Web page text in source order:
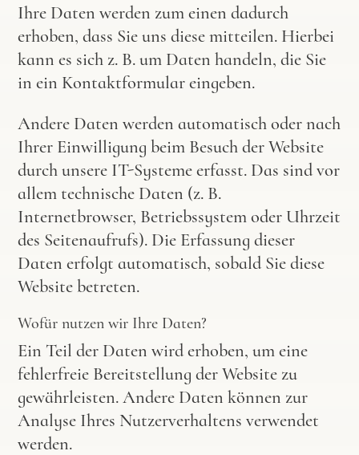
Ihre Daten werden zum einen dadurch
erhoben, dass Sie uns diese mitteilen. Hierbei
kann es sich z. B. um Daten handeln, die Sie
in ein Kontaktformular eingeben.
Andere Daten werden automatisch oder nach
Ihrer Einwilligung beim Besuch der Website
durch unsere IT-Systeme erfasst. Das sind vor
allem technische Daten (z. B.
Internetbrowser, Betriebssystem oder Uhrzeit
des Seitenaufrufs). Die Erfassung dieser
Daten erfolgt automatisch, sobald Sie diese
Website betreten.
Wofür nutzen wir Ihre Daten?
Ein Teil der Daten wird erhoben, um eine
fehlerfreie Bereitstellung der Website zu
gewährleisten. Andere Daten können zur
Analyse Ihres Nutzerverhaltens verwendet
werden.